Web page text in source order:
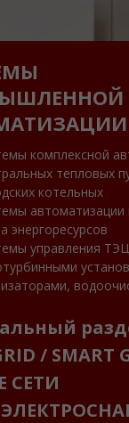
комплексной
тепловых
котельных
автоматизации
энергоресурсов
управления
/ SMART
СЕТИ